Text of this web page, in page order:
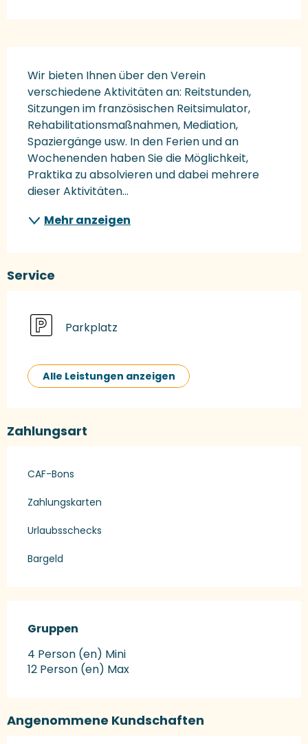
Wir bieten Ihnen über den Verein
verschiedene Aktivitäten an: Reitstunden,
Sitzungen im französischen Reitsimulator,
Rehabilitationsmaßnahmen, Mediation,
Spaziergänge usw. In den Ferien und an
Wochenenden haben Sie die Möglichkeit,
Praktika zu absolvieren und dabei mehrere
dieser Aktivitäten...
Mehr anzeigen
Service
Parkplatz
Alle Leistungen anzeigen
Zahlungsart
CAF-Bons
Zahlungskarten
Urlaubsschecks
Bargeld
Gruppen
Gruppen
4 Person (en) Mini
12 Person (en) Max
Angenommene Kundschaften